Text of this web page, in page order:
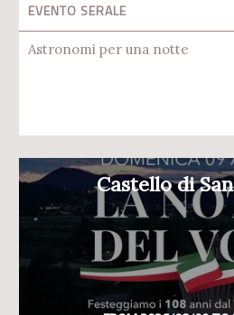
EVENTO SERALE
Astronomi per una notte
Castello di